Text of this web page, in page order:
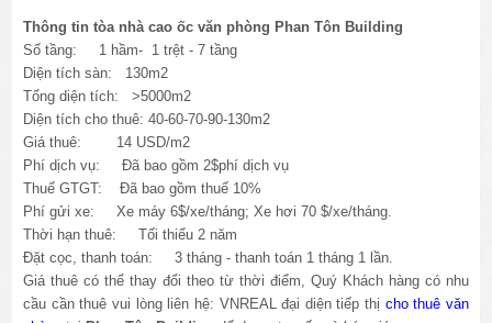
Thông tin tòa nhà cao ốc văn phòng Phan Tôn Building
Số tầng: 1 hầm- 1 trệt - 7 tầng
Diện tích sàn: 130m2
Tổng diện tích: >5000m2
Diện tích cho thuê: 40-60-70-90-130m2
Giá thuê: 14 USD/m2
Phí dịch vụ: Đã bao gồm 2$phí dịch vụ
Thuế GTGT:Đãbao gồm thuế 10%
Phí gửi xe: Xe máy 6$/xe/tháng; Xe hơi 70 $/xe/tháng.
Thời hạn thuê: Tối thiểu 2 năm
Đặt cọc, thanh toán: 3 tháng - thanh toán 1 tháng 1 lần.
Giá thuê có thể thay đổi theo từ thời điểm, Quý Khách hàng có nhu
cầu cần thuê vui lòng liên hệ: VNREAL đại diện tiếp thị cho thuê văn